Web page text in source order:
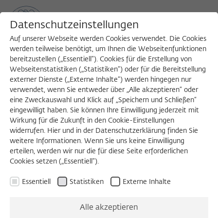
MENU
Search
Januar 2025
Dezember 2024 Februar 2025
Dienstag 07.01.2025 11:00 – 13:00
Datenschutzeinstellungen
Auf unserer Webseite werden Cookies verwendet. Die Cookies
werden teilweise benötigt, um Ihnen die Webseitenfunktionen
bereitzustellen („Essentiell“). Cookies für die Erstellung von
Webseitenstatistiken („Statistiken“) oder für die Bereitstellung
externer Dienste („Externe Inhalte“) werden hingegen nur
verwendet, wenn Sie entweder über „Alle akzeptieren“ oder
eine Zweckauswahl und Klick auf „Speichern und Schließen“
eingewilligt haben. Sie können Ihre Einwilligung jederzeit mit
Wirkung für die Zukunft in den Cookie-Einstellungen
widerrufen. Hier und in der Datenschutzerklärung finden Sie
weitere Informationen. Wenn Sie uns keine Einwilligung
erteilen, werden wir nur die für diese Seite erforderlichen
Cookies setzen („Essentiell“).
Essentiell Statistiken Externe Inhalte
Alle akzeptieren